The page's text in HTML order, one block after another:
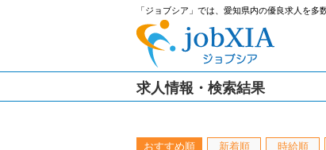
「ジョブシア」では、愛知県内の優良求人を多
求人情報・検索結果
おすすめ順 新着順 時給順